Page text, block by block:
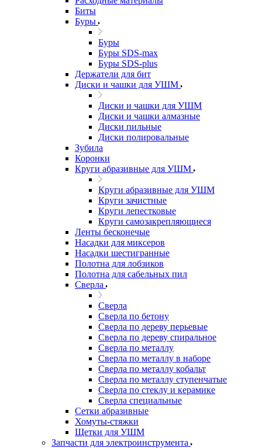
Биты
Буры
Буры
Буры SDS-max
Буры SDS-plus
Держатели для бит
Диски и чашки для УШМ
Диски и чашки для УШМ
Диски и чашки алмазные
Диски пильные
Диски полировальные
Зубила
Коронки
Круги абразивные для УШМ
Круги абразивные для УШМ
Круги зачистные
Круги лепестковые
Круги самозакрепляющиеся
Ленты бесконечые
Насадки для миксеров
Насадки шестигранные
Полотна для лобзиков
Полотна для сабельных пил
Сверла
Сверла
Сверла по бетону
Сверла по дереву перьевые
Сверла по дереву спиральное
Сверла по металлу
Сверла по металлу в наборе
Сверла по металлу кобальт
Сверла по металлу ступенчатые
Сверла по стеклу и керамике
Сверла специальные
Сетки абразивные
Хомуты-стяжки
Щетки для УШМ
Запчасти для электроинструмента